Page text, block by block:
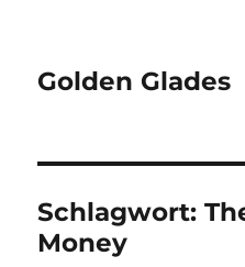
Golden Glades
Schlagwort:
Money